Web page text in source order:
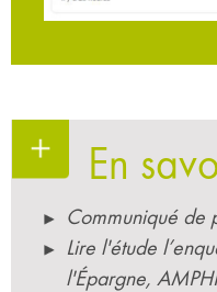
En
Communiqué de
Lire l'étude
l'Épargne,